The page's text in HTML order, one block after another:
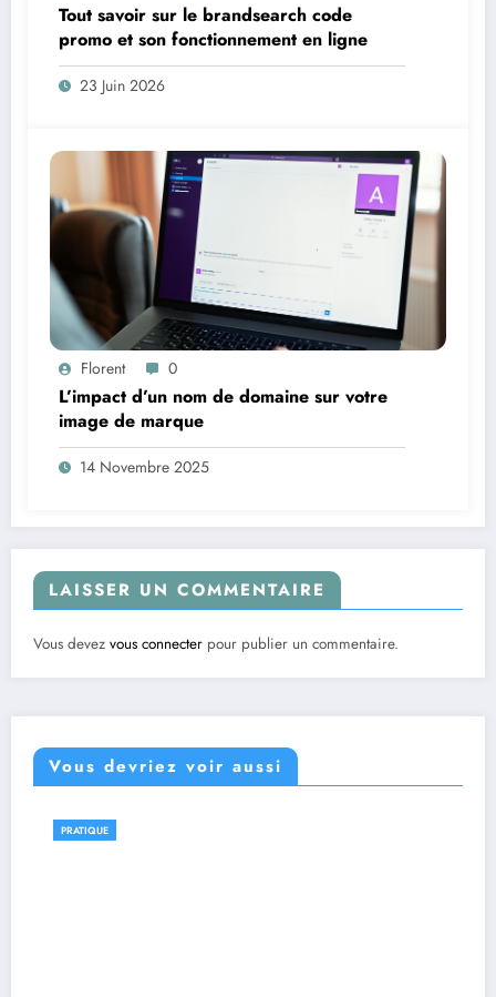
Tout savoir sur le brandsearch code
promo et son fonctionnement en ligne
23 Juin 2026
Florent 0
L’impact d’un nom de domaine sur votre
image de marque
14 Novembre 2025
LAISSER UN COMMENTAIRE
Vous devez vous connecter pour publier un commentaire.
Vous devriez voir aussi